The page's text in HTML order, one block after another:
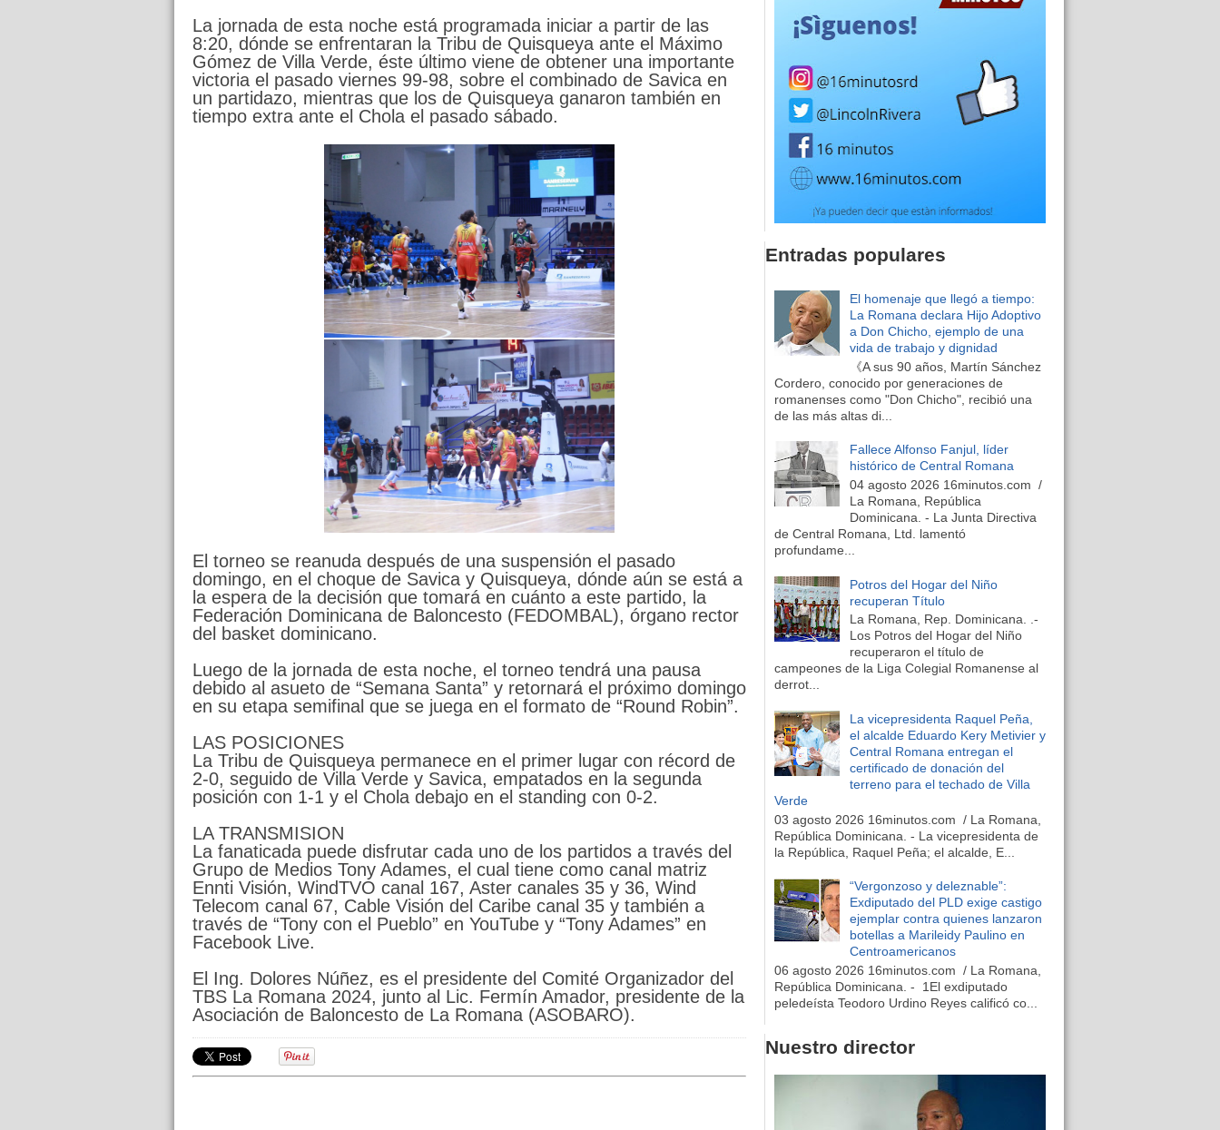
La jornada de esta noche está programada iniciar a partir de las
8:20, dónde se enfrentaran la Tribu de Quisqueya ante el Máximo
Gómez de Villa Verde, éste último viene de obtener una importante
victoria el pasado viernes 99-98, sobre el combinado de Savica en
un partidazo, mientras que los de Quisqueya ganaron también en
tiempo extra ante el Chola el pasado sábado.
El torneo se reanuda después de una suspensión el pasado
domingo, en el choque de Savica y Quisqueya, dónde aún se está a
la espera de la decisión que tomará en cuánto a este partido, la
Federación Dominicana de Baloncesto (FEDOMBAL), órgano rector
del basket dominicano.
Luego de la jornada de esta noche, el torneo tendrá una pausa
debido al asueto de “Semana Santa” y retornará el próximo domingo
en su etapa semifinal que se juega en el formato de “Round Robin”.
LAS POSICIONES
La Tribu de Quisqueya permanece en el primer lugar con récord de
2-0, seguido de Villa Verde y Savica, empatados en la segunda
posición con 1-1 y el Chola debajo en el standing con 0-2.
LA TRANSMISION
La fanaticada puede disfrutar cada uno de los partidos a través del
Grupo de Medios Tony Adames, el cual tiene como canal matriz
Ennti Visión, WindTVO canal 167, Aster canales 35 y 36, Wind
Telecom canal 67, Cable Visión del Caribe canal 35 y también a
través de “Tony con el Pueblo” en YouTube y “Tony Adames” en
Facebook Live.
El Ing. Dolores Núñez, es el presidente del Comité Organizador del
TBS La Romana 2024, junto al Lic. Fermín Amador, presidente de la
Asociación de Baloncesto de La Romana (ASOBARO).
Entradas populares
El homenaje que llegó a tiempo:
La Romana declara Hijo Adoptivo
a Don Chicho, ejemplo de una
vida de trabajo y dignidad
《A sus 90 años, Martín Sánchez
Cordero, conocido por generaciones de
romanenses como "Don Chicho", recibió una
de las más altas di...
Fallece Alfonso Fanjul, líder
histórico de Central Romana
04 agosto 2026 16minutos.com /
La Romana, República
Dominicana. - La Junta Directiva
de Central Romana, Ltd. lamentó
profundame...
Potros del Hogar del Niño
recuperan Título
La Romana, Rep. Dominicana. .-
Los Potros del Hogar del Niño
recuperaron el título de
campeones de la Liga Colegial Romanense al
derrot...
La vicepresidenta Raquel Peña,
el alcalde Eduardo Kery Metivier y
Central Romana entregan el
certificado de donación del
terreno para el techado de Villa
Verde
03 agosto 2026 16minutos.com / La Romana,
República Dominicana. - La vicepresidenta de
la República, Raquel Peña; el alcalde, E...
“Vergonzoso y deleznable”:
Exdiputado del PLD exige castigo
ejemplar contra quienes lanzaron
botellas a Marileidy Paulino en
Centroamericanos
06 agosto 2026 16minutos.com / La Romana,
República Dominicana. - 1El exdiputado
peledeísta Teodoro Urdino Reyes calificó co...
Nuestro director